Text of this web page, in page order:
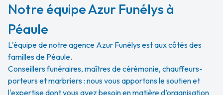
Notre équipe Azur Funélys à
Péaule
L'équipe de notre agence Azur Funélys est aux côtés des
familles de Péaule.
Conseillers funéraires, maîtres de cérémonie, chauffeurs-
porteurs et marbriers : nous vous apportons le soutien et
l'expertise dont vous avez besoin en matière d’organisation